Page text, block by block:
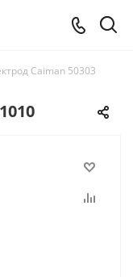
Caiman 50303